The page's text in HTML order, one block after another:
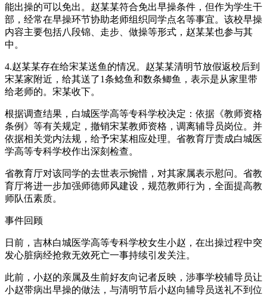
能出操的可以免出。赵某某符合免出早操条件，但作为学生干
部，经常在早操环节协助老师组织同学点名等事宜。该校早操
内容主要包括八段锦、走步、做操等形式，赵某某也参与其
中。
4.赵某某存在给宋某送鱼的情况。赵某某清明节放假返校后到
宋某家附近，给其送了1条鲶鱼和数条鲫鱼，表示是从家里带
给老师的。宋某收下。
根据调查结果，白城医学高等专科学校决定：依据《教师资格
条例》等有关规定，撤销宋某教师资格，调离辅导员岗位。并
依据相关党内法规，给予宋某相应处理。省教育厅责成白城医
学高等专科学校作出深刻检查。
省教育厅对该同学的去世表示惋惜，对其家属表示慰问。省教
育厅将进一步加强师德师风建设，规范教师行为，全面提高教
师队伍素质。
事件回顾
日前，吉林白城医学高等专科学校女生小赵，在出操过程中突
发心脏病经抢救无效死亡一事持续引发关注。
此前，小赵的亲属及生前好友向记者反映，涉事学校辅导员让
小赵带病出早操的做法，与清明节后小赵向辅导员送礼不到位